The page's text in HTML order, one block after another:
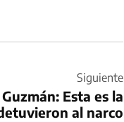
Siguiente
Guzmán: Esta es la
al narco